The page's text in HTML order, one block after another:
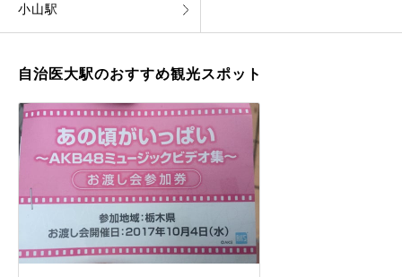
小山駅
自治医大駅のおすすめ観光スポット